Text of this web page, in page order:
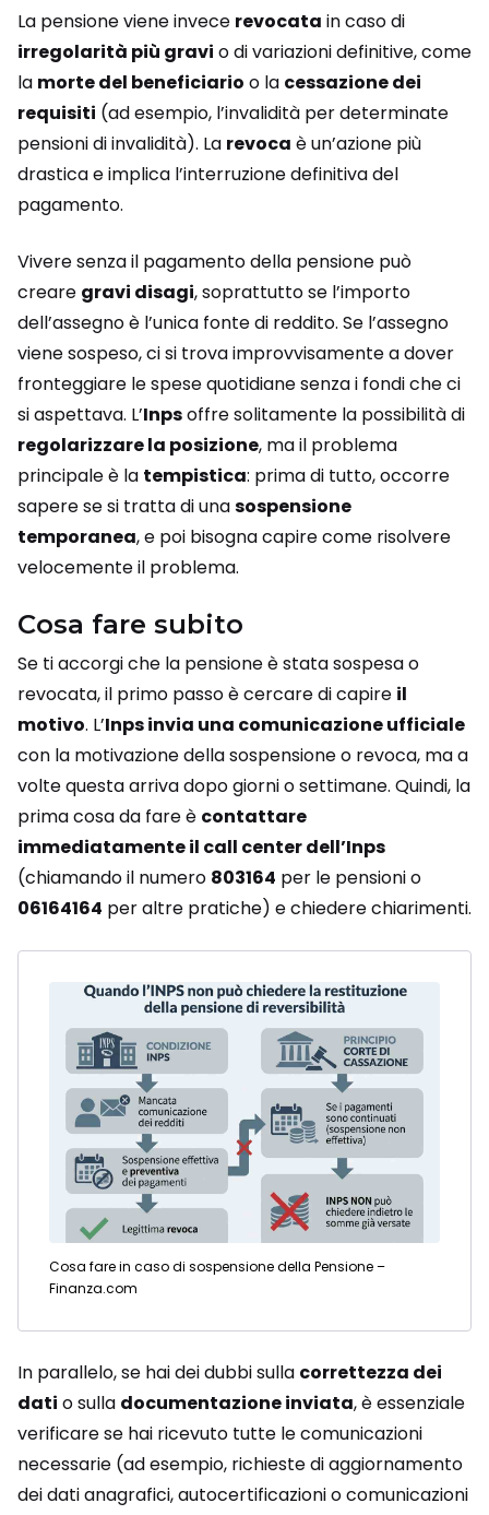
La pensione viene invece revocata in caso di
irregolarità più gravi o di variazioni definitive, come
la morte del beneficiario o la cessazione dei
requisiti (ad esempio, l’invalidità per determinate
pensioni di invalidità). La revoca è un’azione più
drastica e implica l’interruzione definitiva del
pagamento.
Vivere senza il pagamento della pensione può
creare gravi disagi, soprattutto se l’importo
dell’assegno è l’unica fonte di reddito. Se l’assegno
viene sospeso, ci si trova improvvisamente a dover
fronteggiare le spese quotidiane senza i fondi che ci
si aspettava. L’Inpsoffre solitamente la possibilità di
regolarizzare la posizione, ma il problema
principale è la tempistica: prima di tutto, occorre
sapere se si tratta di unasospensione
temporanea, e poi bisogna capire come risolvere
velocemente il problema.
Cosa fare subito
Se ti accorgi che la pensione è stata sospesa o
revocata, il primo passo è cercare di capire il
motivo. L’Inps invia una comunicazione ufficiale
con la motivazione della sospensione o revoca, ma a
volte questa arriva dopo giorni o settimane. Quindi, la
prima cosa da fare è contattare
immediatamente il call center dell’Inps
(chiamando il numero 803164 per le pensioni o
06164164 per altre pratiche) e chiedere chiarimenti.
Cosa fare in caso di sospensione della Pensione –
Finanza.com
In parallelo, se hai dei dubbi sulla correttezza dei
dati o sulla documentazione inviata, è essenziale
verificare se hai ricevuto tutte le comunicazioni
necessarie (ad esempio, richieste di aggiornamento
dei dati anagrafici, autocertificazioni o comunicazioni